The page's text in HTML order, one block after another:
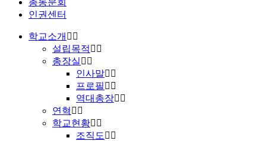
총동문회
인권센터
학교소개
설립목적
총장실
인사말
프로필
역대총장
연혁
학교현황
조직도